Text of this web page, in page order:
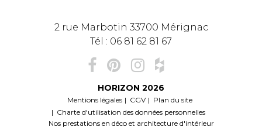
2 rue Marbotin 33700 Mérignac
Tél : 06 81 62 81 67
HORIZON 2026
Mentions légales CGV
Plan du site
Charte d'utilisation des données personnelles
Nos prestations en déco et architecture d'intérieur